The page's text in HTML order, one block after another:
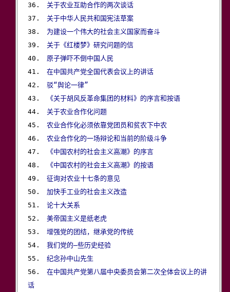
36. 关于农业互助合作的两次谈话
37. 关于中华人民共和国宪法草案
38. 为建设一个伟大的社会主义国家而奋斗
39. 关于《红楼梦》研究问题的信
40. 原子弹吓不倒中国人民
41. 在中国共产党全国代表会议上的讲话
42. 驳“舆论一律”
43.
《关于胡风反革命集团的材料》的序言和按语
44. 关于农业合作化问题
45. 农业合作化必须依靠党团员和贫农下中农
46. 农业合作化的一场辩论和当前的阶级斗争
47.
《中国农村的社会主义高潮》的序言
48.
《中国农村的社会主义高潮》的按语
49. 征询对农业十七条的意见
50. 加快手工业的社会主义改造
51. 论十大关系
52. 美帝国主义是纸老虎
53. 增强党的团结，继承党的传统
54. 我们党的—些历史经验
55. 纪念孙中山先生
56. 在中国共产党第八届中央委员会第二次全体会议上的讲
话